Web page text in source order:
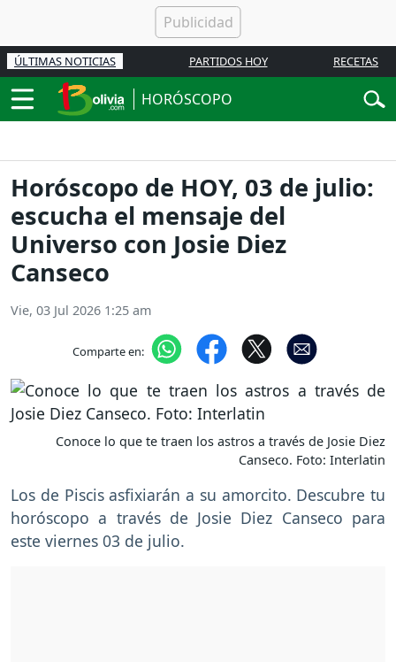
ÚLTIMAS NOTICIAS PARTIDOS HOY RECETAS
HORÓSCOPO
Horóscopo de HOY, 03 de julio:
escucha el mensaje del
Universo con Josie Diez
Canseco
Vie, 03 Jul 2026 1:25 am
Comparte en:
Conoce lo que te traen los astros a través de Josie Diez
Canseco. Foto: Interlatin
Los de Piscis asfixiarán a su amorcito. Descubre tu
horóscopo a través de Josie Diez Canseco para
este viernes 03 de julio.